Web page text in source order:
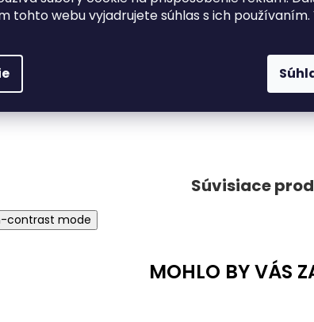
tohto webu vyjadrujete súhlas s ich používaním.
contrast mode